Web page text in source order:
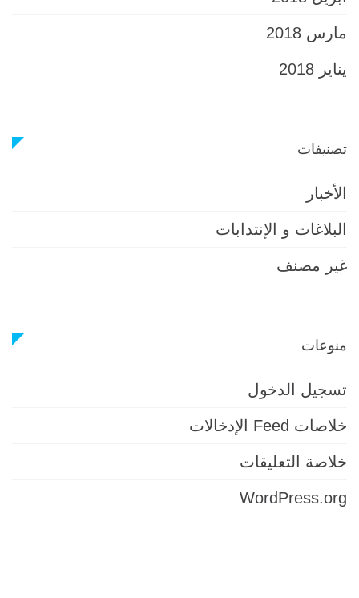
مارس 2018
يناير 2018
تصنيفات
الأخبار
البلاغات و الإنتدابات
غير مصنف
منوعات
تسجيل الدخول
خلاصات Feed الإدخالات
خلاصة التعليقات
WordPress.org